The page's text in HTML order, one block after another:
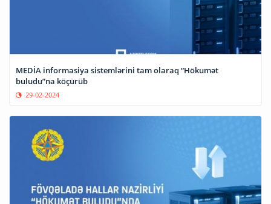
MEDİA informasiya sistemlərini tam olaraq “Hökumət
buludu”na köçürüb
29-02-2024